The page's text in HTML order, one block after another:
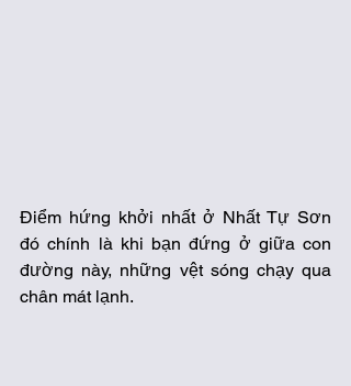
Điểm hứng khởi nhất ở Nhất Tự Sơn
đó chính là khi bạn đứng ở giữa con
đường này, những vệt sóng chạy qua
chân mát lạnh.